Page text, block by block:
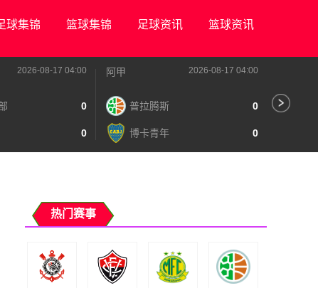
球集锦 篮球集锦 足球资讯 篮球资讯
2026-08-17 04:00
0
0
阿甲 2026-08-17 04:00
普拉腾斯 0
博卡青年 0
热门赛事